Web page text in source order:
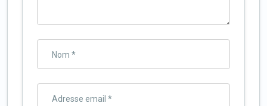
Nom *
Adresse email *